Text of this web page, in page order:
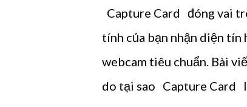
Capture Card đóng vai
tính của bạn nhận diện
webcam tiêu chuẩn. Bài
do tại sao Capture Card